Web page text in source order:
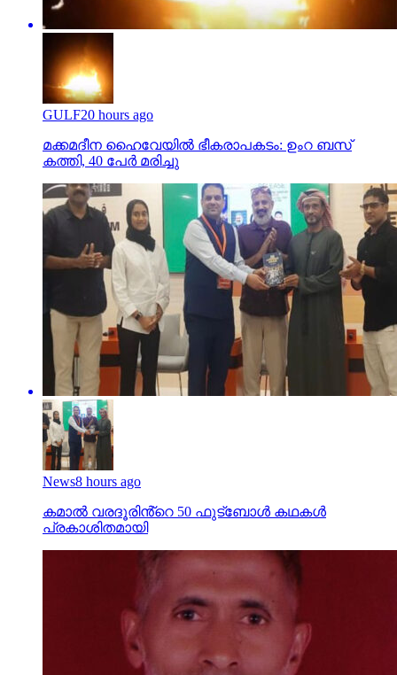
GULF20 hours ago
മക്കമദീന ഹൈവേയില്‍ ഭീകരാപകടം: ഉംറ ബസ്
കത്തി, 40 പേര്‍ മരിച്ചു
News8 hours ago
കമാൽ വരദൂരിൻ്റെ 50 ഫുട്ബോൾ കഥകൾ
പ്രകാശിതമായി